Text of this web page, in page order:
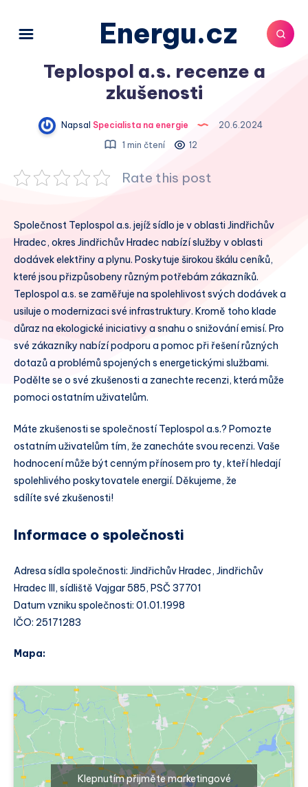
Energu.cz
Teplospol a.s. recenze a
zkušenosti
Napsal Specialista na energie
20.6.2024
1 min čtení
12
Rate this post
Společnost Teplospol a.s. jejíž sídlo je v oblasti Jindřichův
Hradec, okres Jindřichův Hradec nabízí služby v oblasti
dodávek elektřiny a plynu. Poskytuje širokou škálu ceníků,
které jsou přizpůsobeny různým potřebám zákazníků.
Teplospol a.s. se zaměřuje na spolehlivost svých dodávek a
usiluje o modernizaci své infrastruktury. Kromě toho klade
důraz na ekologické iniciativy a snahu o snižování emisí. Pro
své zákazníky nabízí podporu a pomoc při řešení různých
dotazů a problémů spojených s energetickými službami.
Podělte se o své zkušenosti a zanechte recenzi, která může
pomoci ostatním uživatelům.
Máte zkušenosti se společností Teplospol a.s.? Pomozte
ostatním uživatelům tím, že zanecháte svou recenzi. Vaše
hodnocení může být cenným přínosem pro ty, kteří hledají
spolehlivého poskytovatele energií. Děkujeme, že
sdílíte své zkušenosti!
Informace o společnosti
Adresa sídla společnosti: Jindřichův Hradec, Jindřichův
Hradec III, sídliště Vajgar 585, PSČ 37701
Datum vzniku společnosti: 01.01.1998
IČO: 25171283
Mapa:
Klepnutím přijměte marketingové